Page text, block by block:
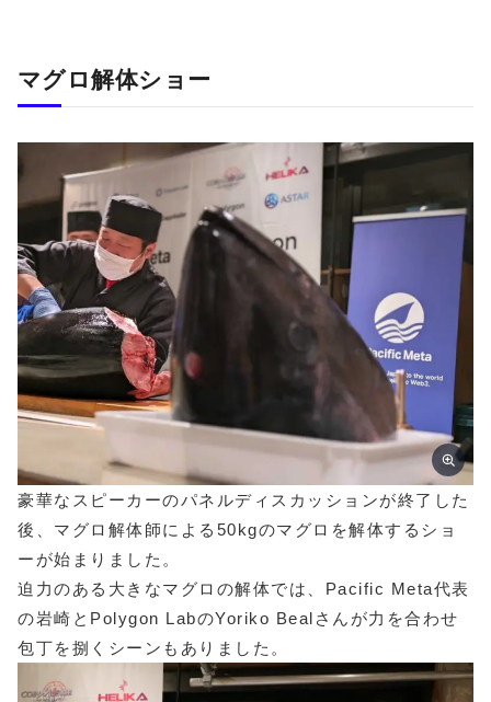
マグロ解体ショー
豪華なスピーカーのパネルディスカッションが終了した
後、マグロ解体師による50kgのマグロを解体するショ
ーが始まりました。
迫力のある大きなマグロの解体では、Pacific Meta代表
の岩崎と Polygon LabのYoriko Bealさんが力を合わせ
包丁を捌くシーンもありました。